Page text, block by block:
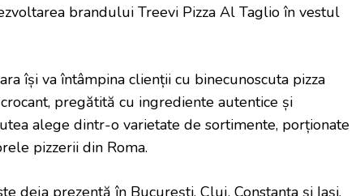
brandului Treevi Pizza Al Taglio în vestul
își va întâmpina clienții cu binecunoscuta pizza
pregătită cu ingrediente autentice și
alege dintr-o varietate de sortimente, porționate
pizzerii din Roma.
deja prezentă în București, Cluj, Constanța și Iași,